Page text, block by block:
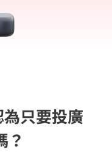
為只要投廣
？